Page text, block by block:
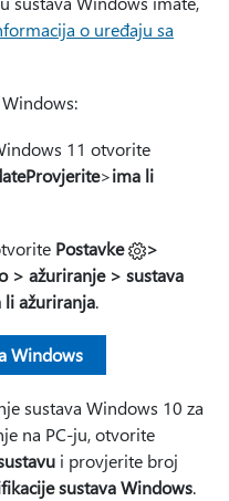
o uređaju sa
11 otvorite
>ima li
Postavke
>
> ažuriranje > sustava
ažuriranja.
Windows
sustava Windows 10 za
na PC-ju, otvorite
i provjerite broj
sustava Windows.